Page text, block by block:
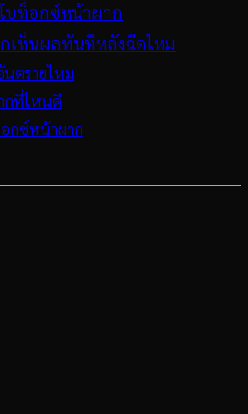
บท็อกซ์หน้าผาก
เห็นผลทันทีหลังฉีดไหม
ตรายไหม
กที่ไหนดี
กซ์หน้าผาก